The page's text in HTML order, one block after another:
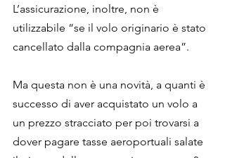
L’assicurazione, inoltre, non è
utilizzabile “se il volo originario è stato
cancellato dalla compagnia aerea”.
Ma questa non è una novità, a quanti è
successo di aver acquistato un volo a
un prezzo stracciato per poi trovarsi a
dover pagare tasse aeroportuali salate